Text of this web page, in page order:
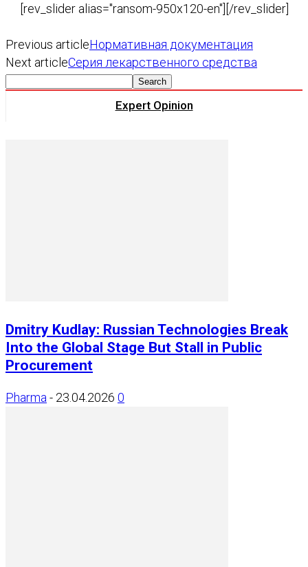
[rev_slider alias="ransom-950x120-en"][/rev_slider]
Previous articleНормативная документация
Next articleСерия лекарственного средства
Expert Opinion
Dmitry Kudlay: Russian Technologies Break
Into the Global Stage But Stall in Public
Procurement
Pharma - 23.04.2026 0